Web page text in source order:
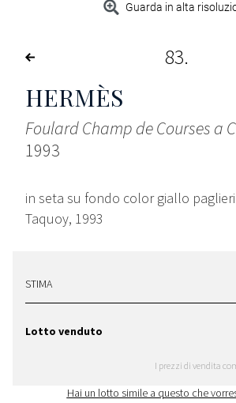
Guarda in alta
83
HERMÈS
Foulard Champ de Courses a
1993
in seta su fondo color giallo
Taquoy, 1993
STIMA
Lotto venduto
I prezzi di vendita
Hai un lotto simile a questo che